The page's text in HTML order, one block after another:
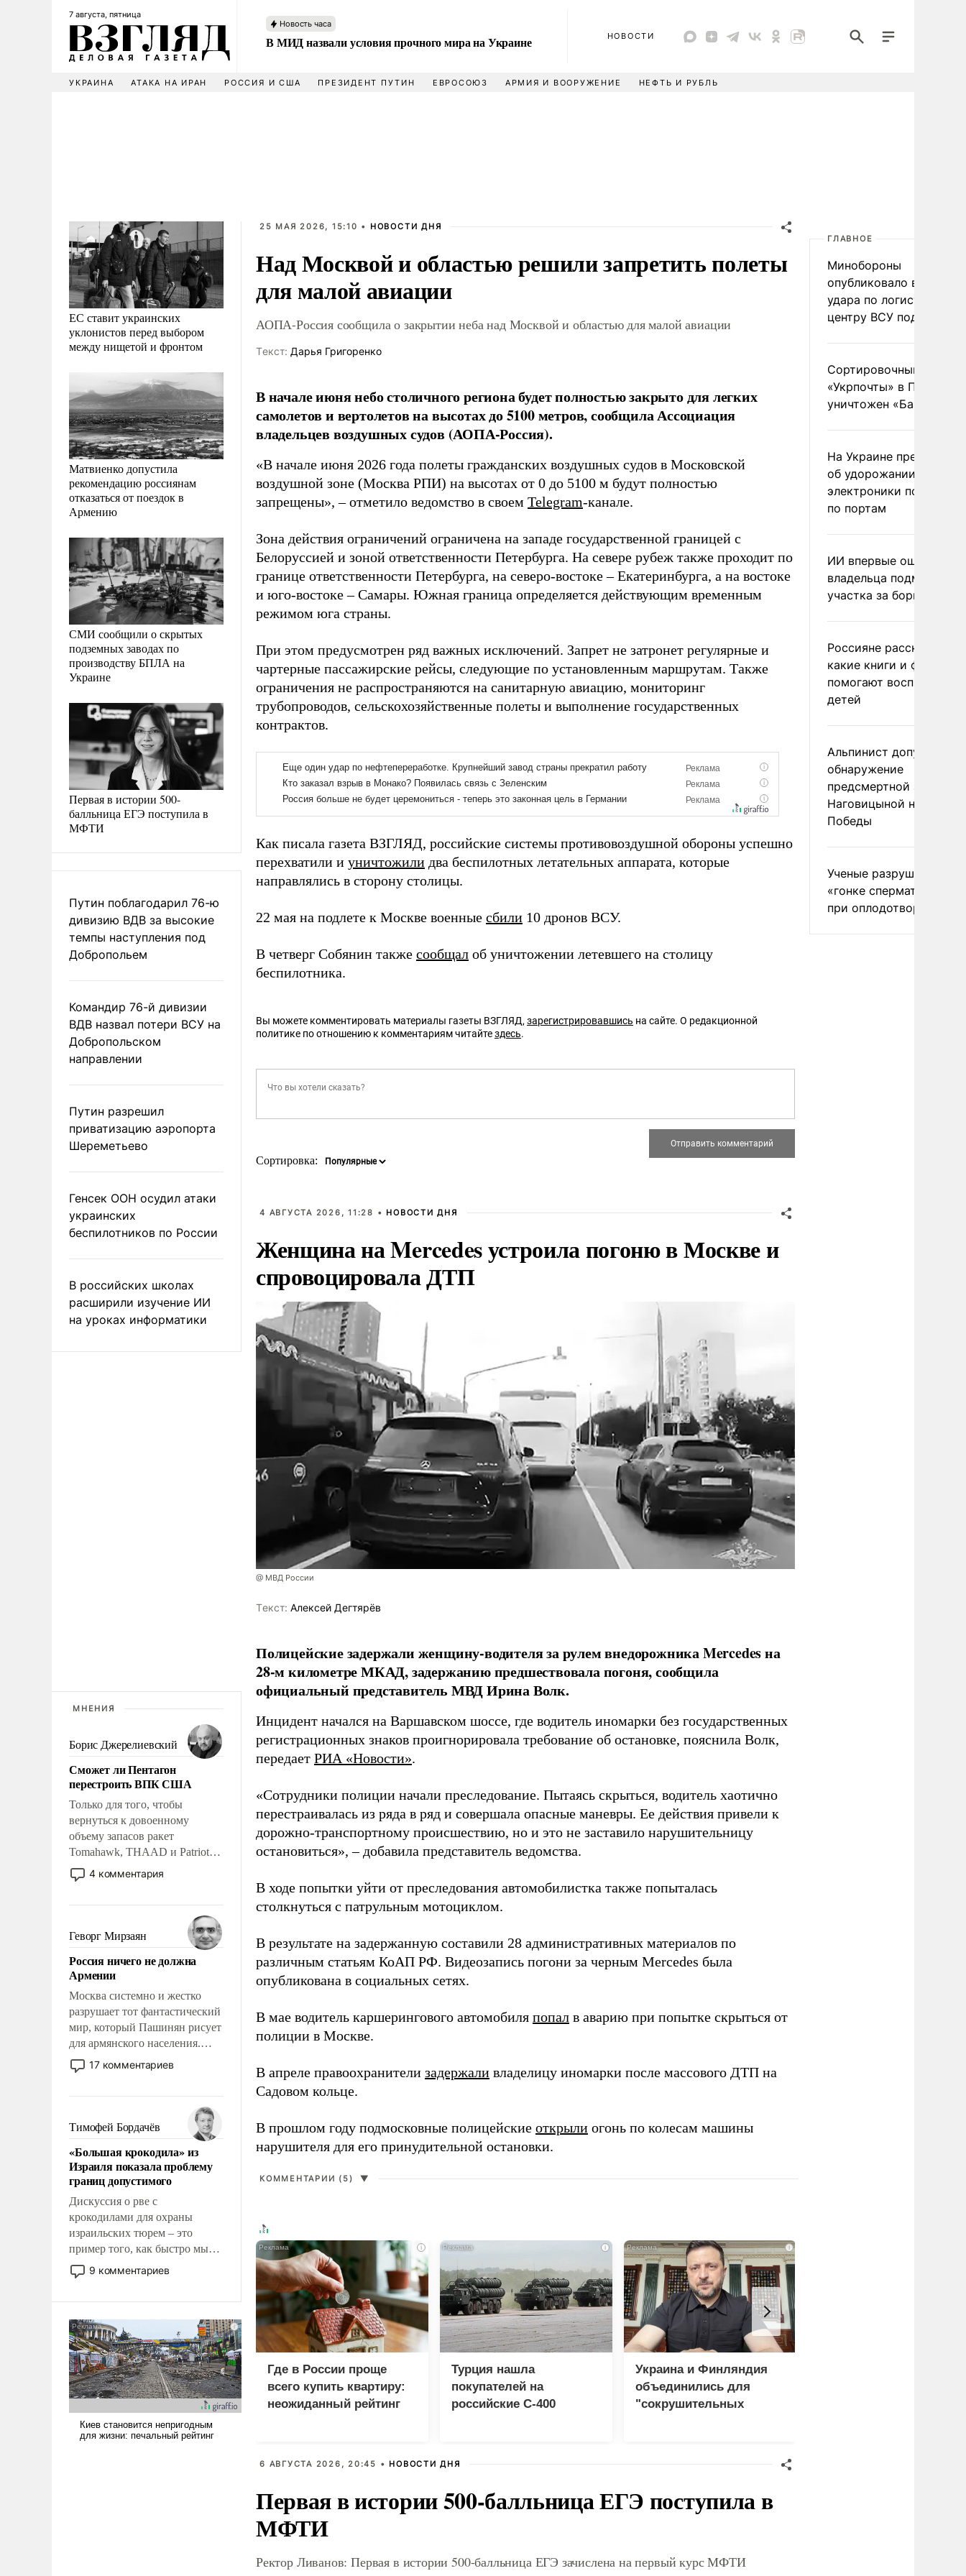
7 августа, пятница
Новость часа
В МИД назвали условия прочного мира на Украине НОВОСТИ
УКРАИНА АТАКА НА ИРАН РОССИЯ И США ПРЕЗИДЕНТ ПУТИН ЕВРОСОЮЗ АРМИЯ И ВООРУЖЕНИЕ НЕФТЬ И РУБЛЬ
ЕС ставит украинских
уклонистов перед выбором
между нищетой и фронтом
Матвиенко допустила
рекомендацию россиянам
отказаться от поездок в
Армению
СМИ сообщили о скрытых
подземных заводах по
производству БПЛА на
Украине
Первая в истории 500-
балльница ЕГЭ поступила в
МФТИ
Путин поблагодарил 76-ю
дивизию ВДВ за высокие
темпы наступления под
Добропольем
Командир 76-й дивизии
ВДВ назвал потери ВСУ на
Добропольском
направлении
Путин разрешил
приватизацию аэропорта
Шереметьево
Генсек ООН осудил атаки
украинских
беспилотников по России
В российских школах
расширили изучение ИИ
на уроках информатики
МНЕНИЯ
Борис Джерелиевский
Сможет ли Пентагон
перестроить ВПК США
Только для того, чтобы
вернуться к довоенному
объему запасов ракет
Tomahawk, THAAD и Patriot
США потребуется более трех
лет. Даже небольшая война с
Сложившаяся ситуация
означает многолетний период
уязвимости США, например,
перед Китаем.
4 комментария
Геворг Мирзаян
Россия ничего не должна
Армении
Москва системно и жестко
разрушает тот фантастический
мир, который Пашинян рисует
для армянского населения.
Мир, где политические
прожекты будут безусловно
налогоплательщиков и где
Еревану за свои поступки не
нужно отвечать.
17 комментариев
Тимофей Бордачёв
«Большая крокодила» из
Израиля показала проблему
границ допустимого
Дискуссия о рве с
крокодилами для охраны
израильских тюрем – это
пример того, как быстро мы
двигаемся по пути
революционных изменений.
псевдонаучной фантастики,
стало всерьез обсуждаемой
идеей.
9 комментариев
25 МАЯ 2026, 15:10 • НОВОСТИ ДНЯ
Над Москвой и областью решили запретить полеты
для малой авиации
АОПА-Россия сообщила о закрытии неба над Москвой и областью для малой авиации
Tекст: Дарья Григоренко
В начале июня небо столичного региона будет полностью закрыто для легких
самолетов и вертолетов на высотах до 5100 метров, сообщила Ассоциация
владельцев воздушных судов (АОПА-Россия).
«В начале июня 2026 года полеты гражданских воздушных судов в Московской
воздушной зоне (Москва РПИ) на высотах от 0 до 5100 м будут полностью
запрещены», – отметило ведомство в своем Telegram-канале.
Зона действия ограничений ограничена на западе государственной границей с
Белоруссией и зоной ответственности Петербурга. На севере рубеж также проходит по
границе ответственности Петербурга, на северо-востоке – Екатеринбурга, а на востоке
и юго-востоке – Самары. Южная граница определяется действующим временным
режимом юга страны.
При этом предусмотрен ряд важных исключений. Запрет не затронет регулярные и
чартерные пассажирские рейсы, следующие по установленным маршрутам. Также
ограничения не распространяются на санитарную авиацию, мониторинг
трубопроводов, сельскохозяйственные полеты и выполнение государственных
контрактов.
Как писала газета ВЗГЛЯД, российские системы противовоздушной обороны успешно
перехватили и уничтожили два беспилотных летательных аппарата, которые
направлялись в сторону столицы.
22 мая на подлете к Москве военные сбили 10 дронов ВСУ.
В четверг Собянин также сообщал об уничтожении летевшего на столицу
беспилотника.
Вы можете комментировать материалы газеты ВЗГЛЯД, зарегистрировавшись на сайте. О редакционной
политике по отношению к комментариям читайтездесь.
Сортировка:
4 АВГУСТА 2026, 11:28 • НОВОСТИ ДНЯ
Женщина на Mercedes устроила погоню в Москве и
спровоцировала ДТП
@ МВД России
Tекст: Алексей Дегтярёв
Полицейские задержали женщину-водителя за рулем внедорожника Mercedes на
28-м километре МКАД, задержанию предшествовала погоня, сообщила
официальный представитель МВД Ирина Волк.
Инцидент начался на Варшавском шоссе, где водитель иномарки без государственных
регистрационных знаков проигнорировала требование об остановке, пояснила Волк,
передает РИА «Новости».
«Сотрудники полиции начали преследование. Пытаясь скрыться, водитель хаотично
перестраивалась из ряда в ряд и совершала опасные маневры. Ее действия привели к
дорожно-транспортному происшествию, но и это не заставило нарушительницу
остановиться», – добавила представитель ведомства.
В ходе попытки уйти от преследования автомобилистка также попыталась
столкнуться с патрульным мотоциклом.
В результате на задержанную составили 28 административных материалов по
различным статьям КоАП РФ. Видеозапись погони за черным Mercedes была
опубликована в социальных сетях.
В мае водитель каршерингового автомобиля попал в аварию при попытке скрыться от
полиции в Москве.
В апреле правоохранители задержали владелицу иномарки после массового ДТП на
Садовом кольце.
В прошлом году подмосковные полицейские открыли огонь по колесам машины
нарушителя для его принудительной остановки.
КОММЕНТАРИИ (5) ▼
i
Где в России проще
всего купить квартиру:
неожиданный рейтинг
i
Турция нашла
покупателей на
российские C-400
i
Украина и Финляндия
объединились для
"сокрушительных
6 АВГУСТА 2026, 20:45 • НОВОСТИ ДНЯ
Первая в истории 500-балльница ЕГЭ поступила в
МФТИ
Ректор Ливанов: Первая в истории 500-балльница ЕГЭ зачислена на первый курс МФТИ
ГЛАВНОЕ
Минобороны
опубликовало видео
удара по
центру ВСУ под Киевом
Сортировочный пункт
«Укрпочты» в
уничтожен
На Украине
об удорожании
электроники после
по портам
ИИ впервые
владельца
участка за борщевик
Россияне рассказали,
какие книги и фильмы
помогают воспитывать
детей
Альпинист допустил
обнаружение
предсмертной записки
Наговицыной на пике
Победы
Ученые разрушили миф
«гонке
при оплодотворении